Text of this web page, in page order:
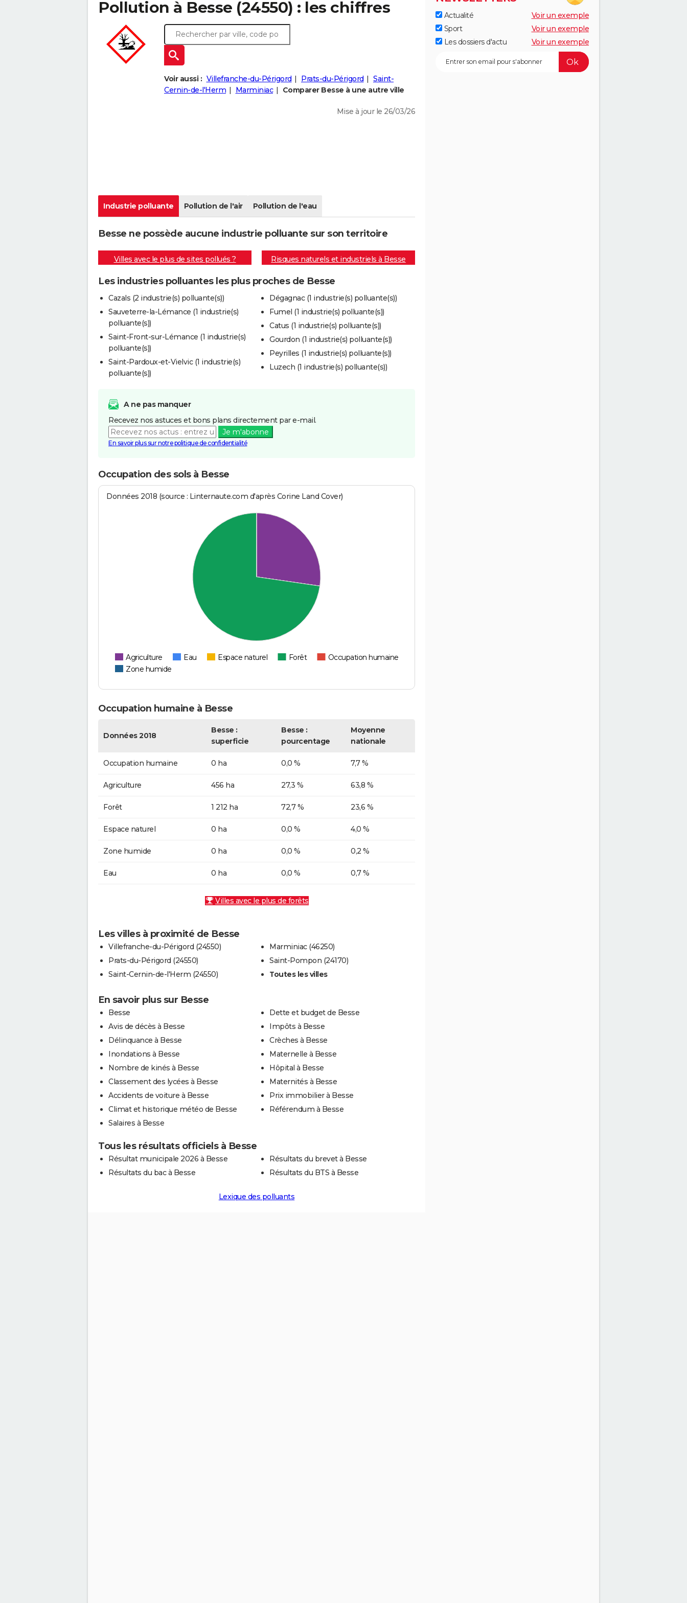
Pollution à Besse (24550) : les chiffres
Voir aussi : Villefranche-du-Périgord Prats-du-Périgord
Saint-
Cernin-de-l'Herm
Marminiac Comparer Besse à une autre ville
Mise à jour le 26/03/26
Industrie polluante Pollution de l'air Pollution de l'eau
Besse ne possède aucune industrie polluante sur son territoire
Villes avec le plus de sites pollués ? Risques naturels et industriels à Besse
Les industries polluantes les plus proches de Besse
Cazals (2 industrie(s) polluante(s))
Sauveterre-la-Lémance (1 industrie(s)
polluante(s))
Saint-Front-sur-Lémance (1 industrie(s)
polluante(s))
Saint-Pardoux-et-Vielvic (1 industrie(s)
polluante(s))
Dégagnac (1 industrie(s) polluante(s))
Fumel (1 industrie(s) polluante(s))
Catus (1 industrie(s) polluante(s))
Gourdon (1 industrie(s) polluante(s))
Peyrilles (1 industrie(s) polluante(s))
Luzech (1 industrie(s) polluante(s))
A ne pas manquer
Recevez nos astuces et bons plans directement par e-mail.
Je m'abonne
En savoir plus sur notre politique de confidentialité
Occupation des sols à Besse
Données 2018 (source : Linternaute.com d'après Corine Land Cover)
Agriculture Eau Espace naturel Forêt
Occupation humaine
Zone humide
Occupation humaine à Besse
Données 2018
Besse :
superficie
Besse :
pourcentage
Moyenne
nationale
Occupation humaine 0 ha 0,0 % 7,7 %
Agriculture 456 ha 27,3 % 63,8 %
Forêt 1 212 ha 72,7 % 23,6 %
Espace naturel 0 ha 0,0 % 4,0 %
Zone humide 0 ha 0,0 % 0,2 %
Eau 0 ha 0,0 % 0,7 %
Villes avec le plus de forêts
Les villes à proximité de Besse
Villefranche-du-Périgord (24550)
Prats-du-Périgord (24550)
Saint-Cernin-de-l'Herm (24550)
Marminiac (46250)
Saint-Pompon (24170)
Toutes les villes
En savoir plus sur Besse
Besse
Avis de décès à Besse
Délinquance à Besse
Inondations à Besse
Nombre de kinés à Besse
Classement des lycées à Besse
Accidents de voiture à Besse
Climat et historique météo de Besse
Salaires à Besse
Dette et budget de Besse
Impôts à Besse
Crèches à Besse
Maternelle à Besse
Hôpital à Besse
Maternités à Besse
Prix immobilier à Besse
Référendum à Besse
Tous les résultats officiels à Besse
Résultat municipale 2026 à Besse
Résultats du bac à Besse
Résultats du brevet à Besse
Résultats du BTS à Besse
Lexique des polluants
Actualité
Voir un exemple
Sport
Voir un exemple
Les dossiers d'actu
Voir un exemple